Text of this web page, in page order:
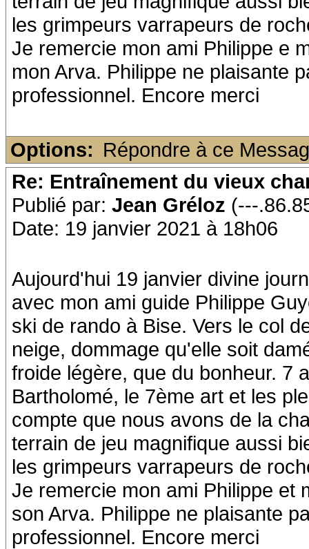
les grimpeurs varrapeurs de
Je remercie mon ami Philippe e
mon Arva. Philippe ne plaisante
professionnel. Encore merci
Options: Répondre à ce
Re: Entraînement du vieux
Publié par: Jean Gréloz (---
Date: 19 janvier 2021 à 18h06
Aujourd'hui 19 janvier divine
avec mon ami guide Philippe
ski de rando à Bise. Vers le col
neige, dommage qu'elle soit
froide légère, que du bonheur. 7
Bartholomé, le 7ème art et les
compte que nous avons de la
terrain de jeu magnifique aussi
les grimpeurs varrapeurs de
Je remercie mon ami Philippe et
son Arva. Philippe ne plaisante
professionnel. Encore merci